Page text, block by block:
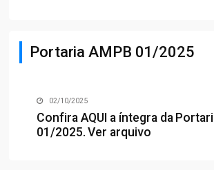
Portaria AMPB 01/2025
02/10/2025
Confira AQUI a íntegra da
01/2025.Ver arquivo